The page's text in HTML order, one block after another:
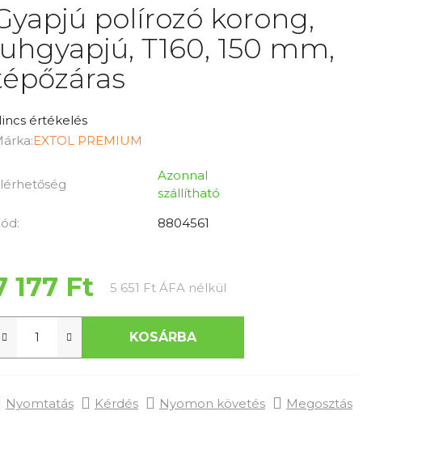
polírozó korong,
T160, 150 mm,
értékelés
EXTOL PREMIUM
Azonnal
szállítható
8804561
177 Ft 5 651 Ft ÁFA nélkülEgységár:
KOSÁRBA
Nyomtatás Kérdés Nyomon követés Megosztás